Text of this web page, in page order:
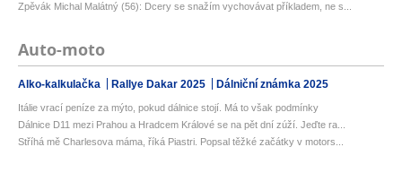
Zpěvák Michal Malátný (56): Dcery se snažím vychovávat příkladem, ne s...
Auto-moto
Alko-kalkulačka Rallye Dakar 2025 Dálniční známka 2025
Itálie vrací peníze za mýto, pokud dálnice stojí. Má to však podmínky
Dálnice D11 mezi Prahou a Hradcem Králové se na pět dní zúží. Jeďte ra...
Stříhá mě Charlesova máma, říká Piastri. Popsal těžké začátky v motors...